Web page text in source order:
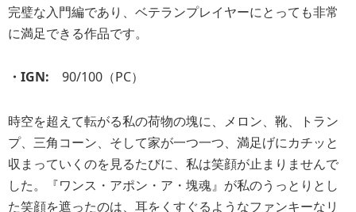
完璧な入門編であり、ベテランプレイヤーにとっても非常
に満足できる作品です。
・IGN: 90/100（PC）
時空を超えて転がる私の荷物の塊に、メロン、靴、トラン
プ、三角コーン、そして家が一つ一つ、満足げにカチッと
収まっていくのを見るたびに、私は笑顔が止まりませんで
した。『ワンス・アポン・ア・塊魂』が私のうっとりとし
た笑顔を遮ったのは、耳をくすぐるようなファンキーなリ